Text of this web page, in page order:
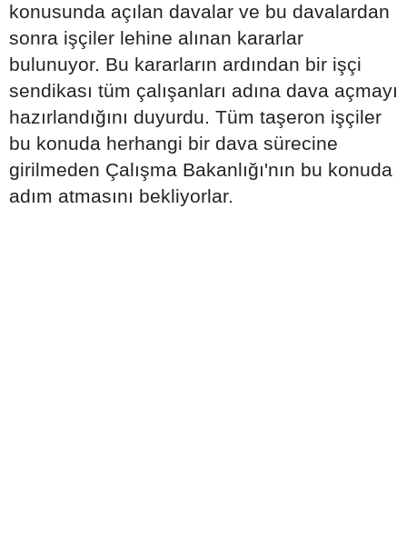
konusunda açılan davalar ve bu davalardan
sonra işçiler lehine alınan kararlar
bulunuyor. Bu kararların ardından bir işçi
sendikası tüm çalışanları adına dava açmayı
hazırlandığını duyurdu. Tüm taşeron işçiler
bu konuda herhangi bir dava sürecine
girilmeden Çalışma Bakanlığı'nın bu konuda
adım atmasını bekliyorlar.